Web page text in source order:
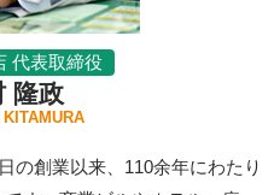
代表取締役
隆政
の創業以来、110余年にわたり